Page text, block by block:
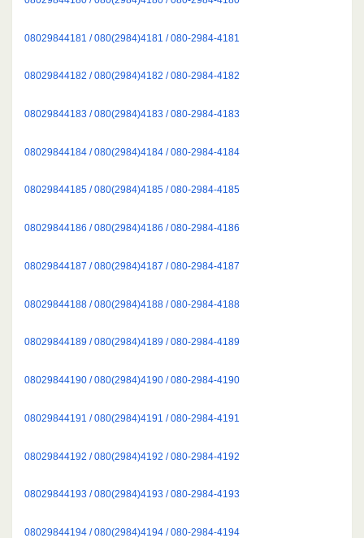
08029844181 / 080(2984)4181 / 080-2984-4181
08029844182 / 080(2984)4182 / 080-2984-4182
08029844183 / 080(2984)4183 / 080-2984-4183
08029844184 / 080(2984)4184 / 080-2984-4184
08029844185 / 080(2984)4185 / 080-2984-4185
08029844186 / 080(2984)4186 / 080-2984-4186
08029844187 / 080(2984)4187 / 080-2984-4187
08029844188 / 080(2984)4188 / 080-2984-4188
08029844189 / 080(2984)4189 / 080-2984-4189
08029844190 / 080(2984)4190 / 080-2984-4190
08029844191 / 080(2984)4191 / 080-2984-4191
08029844192 / 080(2984)4192 / 080-2984-4192
08029844193 / 080(2984)4193 / 080-2984-4193
08029844194 / 080(2984)4194 / 080-2984-4194